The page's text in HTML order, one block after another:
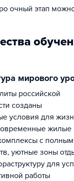
очный этап
мирового
созданы
условия для
жилые
с полным
уютные зоны
для
работы